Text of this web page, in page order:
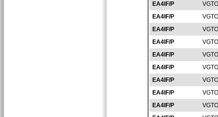
EA4IF/P
EA4IF/P
EA4IF/P
EA4IF/P
EA4IF/P
EA4IF/P
EA4IF/P
EA4IF/P
EA4IF/P